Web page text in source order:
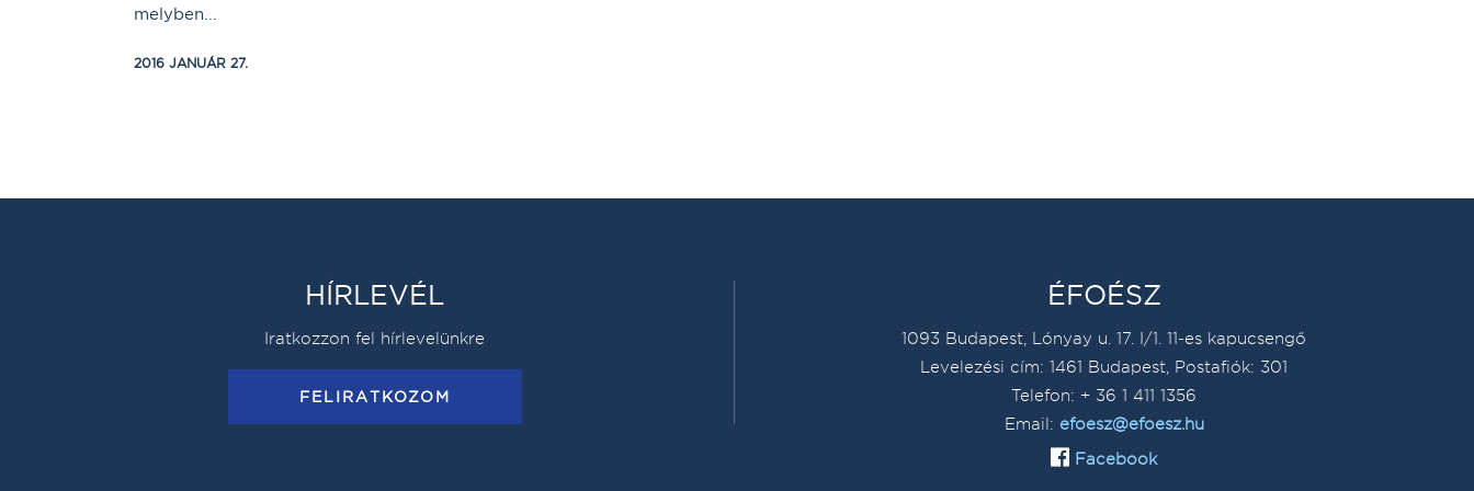
melyben...
2016 JANUÁR 27.
HÍRLEVÉL
Iratkozzon fel hírlevelünkre
FELIRATKOZOM
ÉFOÉSZ
1093 Budapest, Lónyay u. 17. I/1. 11-es kapucsengő
Levelezési cím: 1461 Budapest, Postafiók: 301
Telefon: + 36 1 411 1356
Email: efoesz@efoesz.hu
Facebook